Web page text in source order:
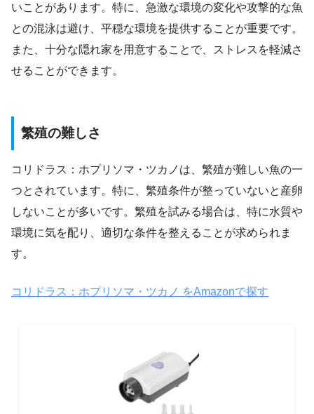
いことがあります。特に、急激な環境の変化や攻撃的な魚
との混泳は避け、平穏な環境を提供することが重要です。
また、十分な隠れ家を用意することで、ストレスを軽減さ
せることができます。
繁殖の難しさ
コリドラス：ホプリソマ・ツカノは、繁殖が難しい魚の一
つとされています。特に、繁殖条件が整っていないと産卵
しないことが多いです。繁殖を試みる場合は、特に水質や
環境に気を配り、適切な条件を整えることが求められま
す。
コリドラス：ホプリソマ・ツカノ をAmazonで探す